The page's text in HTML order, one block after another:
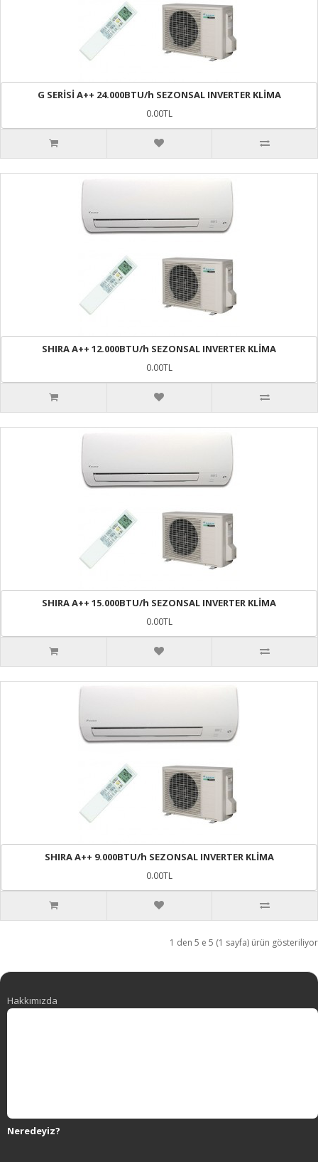
G SERİSİ A++ 24.000BTU/h SEZONSAL INVERTER KLİMA
0.00TL
SHIRA A++ 12.000BTU/h SEZONSAL INVERTER KLİMA
0.00TL
SHIRA A++ 15.000BTU/h SEZONSAL INVERTER KLİMA
0.00TL
SHIRA A++ 9.000BTU/h SEZONSAL INVERTER KLİMA
0.00TL
1 den 5 e 5 (1 sayfa) ürün gösteriliyor
Hakkımızda
Neredeyiz?